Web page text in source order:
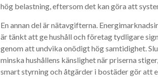
hög belastning, eftersom det kan göra att
En annan del är nätavgifterna.
är tänkt att ge hushåll och företag tydligare
genom att undvika onödigt hög samtidighet.
minska hushållens känslighet när priserna
smart styrning och åtgärder i bostäder gör att